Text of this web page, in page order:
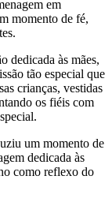
em
momento de fé,
dedicada às mães,
tão especial que
crianças, vestidas
os fiéis com
um momento de
dedicada às
como reflexo do